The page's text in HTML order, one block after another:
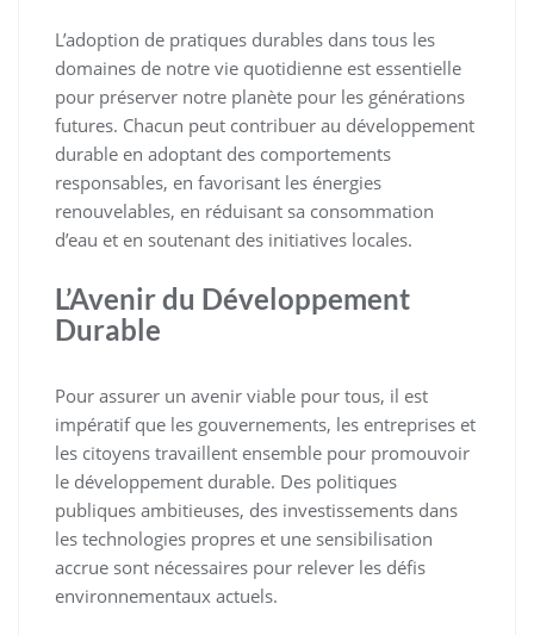
L’adoption de pratiques durables dans tous les
domaines de notre vie quotidienne est essentielle
pour préserver notre planète pour les générations
futures. Chacun peut contribuer au développement
durable en adoptant des comportements
responsables, en favorisant les énergies
renouvelables, en réduisant sa consommation
d’eau et en soutenant des initiatives locales.
L’Avenir du Développement
Durable
Pour assurer un avenir viable pour tous, il est
impératif que les gouvernements, les entreprises et
les citoyens travaillent ensemble pour promouvoir
le développement durable. Des politiques
publiques ambitieuses, des investissements dans
les technologies propres et une sensibilisation
accrue sont nécessaires pour relever les défis
environnementaux actuels.